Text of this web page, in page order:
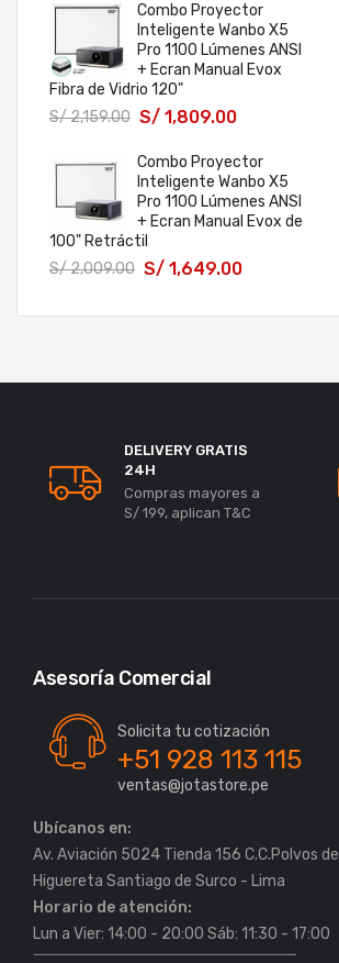
Combo Proyector
Inteligente Wanbo X5
Pro 1100 Lúmenes ANSI
+ Ecran Manual Evox
Fibra de Vidrio 120"
S/2,159.00 S/ 1,809.00
Combo Proyector
Inteligente Wanbo X5
Pro 1100 Lúmenes ANSI
+ Ecran Manual Evox de
100" Retráctil
S/2,009.00 S/ 1,649.00
DELIVERY GRATIS
24H
Compras mayores a
S/ 199, aplican T&C
Asesoría Comercial
Solicita tu cotización
+51 928 113 115
ventas@jotastore.pe
Ubícanos en:
Av. Aviación 5024 Tienda 156 C.C.Polvos de
Horario de atención:
Lun a Vier: 14:00 - 20:00 Sáb: 11:30 - 17:00